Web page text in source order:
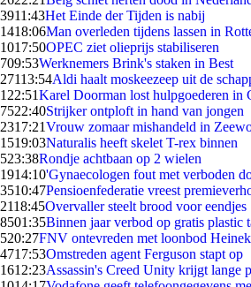
3911:43Het Einde der Tijden is nabij
1418:06Man overleden tijdens lassen in
1017:50OPEC ziet olieprijs stabiliseren
709:53Werknemers Brink's staken in Best
27113:54Aldi haalt moskeezeep uit de
1 22:51Karel Doorman lost hulpgoederen in
7522:40Strijker ontploft in hand van jongen
2317:21Vrouw zomaar mishandeld in
1519:03Naturalis heeft skelet T-rex binnen
523:38Rondje achtbaan op 2 wielen
1914:10'Gynaecologen fout met verboden
3510:47Pensioenfederatie vreest
2118:45Overvaller steelt brood voor eendjes
8501:35Binnen jaar verbod op gratis plastic
520:27FNV ontevreden met loonbod
4717:53Omstreden agent Ferguson stapt op
1612:23Assassin's Creed Unity krijgt lange